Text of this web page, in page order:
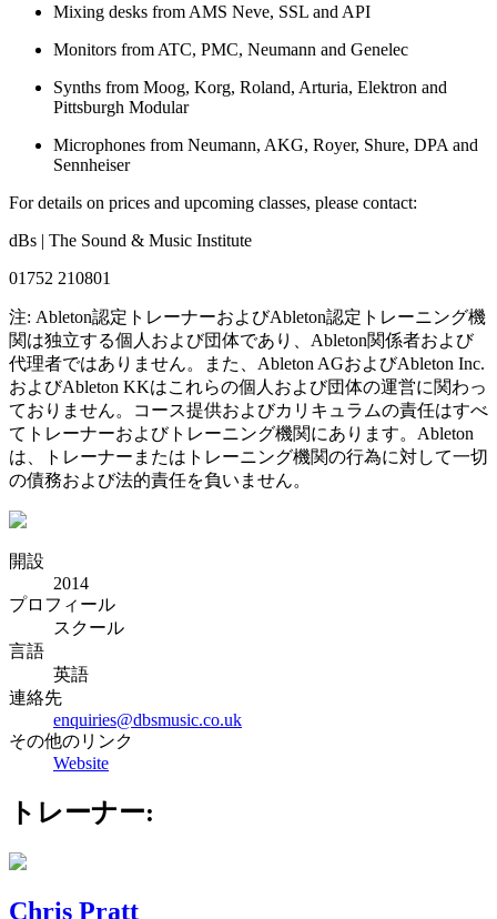
Mixing desks from AMS Neve, SSL and API
Monitors from ATC, PMC, Neumann and Genelec
Synths from Moog, Korg, Roland, Arturia, Elektron and
Pittsburgh Modular
Microphones from Neumann, AKG, Royer, Shure, DPA and
Sennheiser
For details on prices and upcoming classes, please contact:
dBs | The Sound & Music Institute
01752 210801
注: Ableton認定トレーナーおよびAbleton認定トレーニング機
関は独立する個人および団体であり、Ableton関係者および
代理者ではありません。また、Ableton AGおよびAbleton Inc.
およびAbleton KKはこれらの個人および団体の運営に関わっ
ておりません。コース提供およびカリキュラムの責任はすべ
てトレーナーおよびトレーニング機関にあります。Ableton
は、トレーナーまたはトレーニング機関の行為に対して一切
の債務および法的責任を負いません。
開設
2014
プロフィール
スクール
言語
英語
連絡先
enquiries@dbsmusic.co.uk
その他のリンク
Website
トレーナー:
Chris Pratt